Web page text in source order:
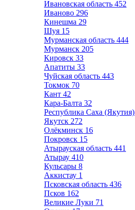
Ивановская область 452
Иваново 296
Кинешма 29
Шуя 15
Мурманская область 444
Мурманск 205
Кировск 33
Апатиты 33
Чуйская область 443
Токмок 70
Кант 42
Кара-Балта 32
Республика Саха (Якутия)
Якутск 272
Олёкминск 16
Покровск 15
Атырауская область 441
Атырау 410
Кульсары 8
Аккистау 1
Псковская область 436
Псков 162
Великие Луки 71